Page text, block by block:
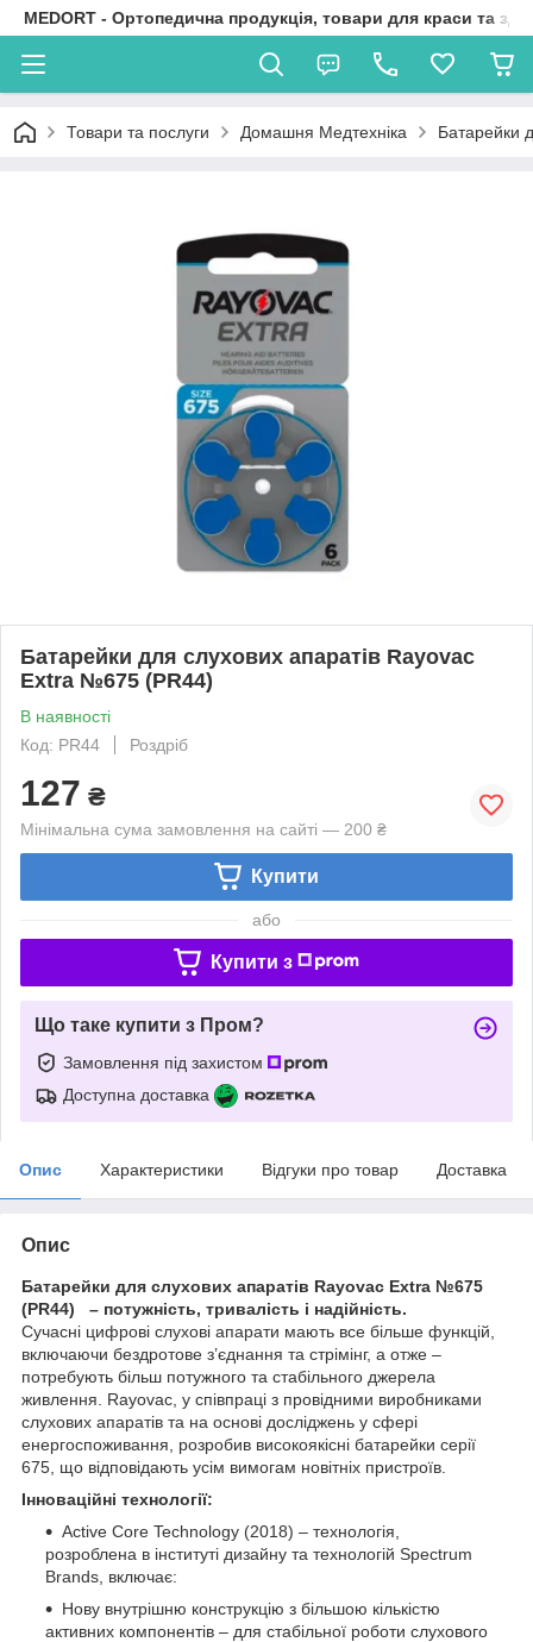
MEDORT - Ортопедична продукція, товари для краси та
Товари та послуги Домашня Медтехніка Батарейки
Батарейки для слухових апаратів Rayovac
Extra №675 (PR44)
В наявності
Код: PR44
Роздріб
127 ₴
Мінімальна сума замовлення на сайті — 200 ₴
Купити
або
Купити з
Що таке купити з Пром?
Замовлення під захистом
Доступна доставка
Опис Характеристики Відгуки про товар Доставка
Опис
Батарейки для слухових апаратів Rayovac Extra №675
(PR44) – потужність, тривалість і надійність.
Сучасні цифрові слухові апарати мають все більше функцій,
включаючи бездротове з’єднання та стрімінг, а отже –
потребують більш потужного та стабільного джерела
живлення. Rayovac, у співпраці з провідними виробниками
слухових апаратів та на основі досліджень у сфері
енергоспоживання, розробив високоякісні батарейки серії
675, що відповідають усім вимогам новітніх пристроїв.
Інноваційні технології:
Active Core Technology (2018) – технологія,
розроблена в інституті дизайну та технологій Spectrum
Brands, включає:
Нову внутрішню конструкцію з більшою кількістю
активних компонентів – для стабільної роботи слухового